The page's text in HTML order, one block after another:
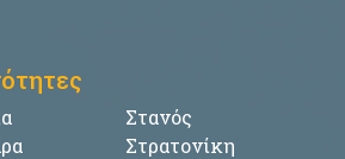
Στανός
Στρατονίκη